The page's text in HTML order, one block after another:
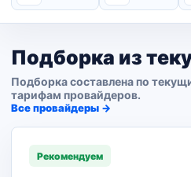
Подборка из
Подборка составлена по
тарифам провайдеров.
Все провайдеры →
Рекомендуем